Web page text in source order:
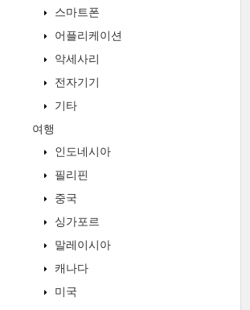
스마트폰
어플리케이션
악세사리
전자기기
기타
여행
인도네시아
필리핀
중국
싱가포르
말레이시아
캐나다
미국